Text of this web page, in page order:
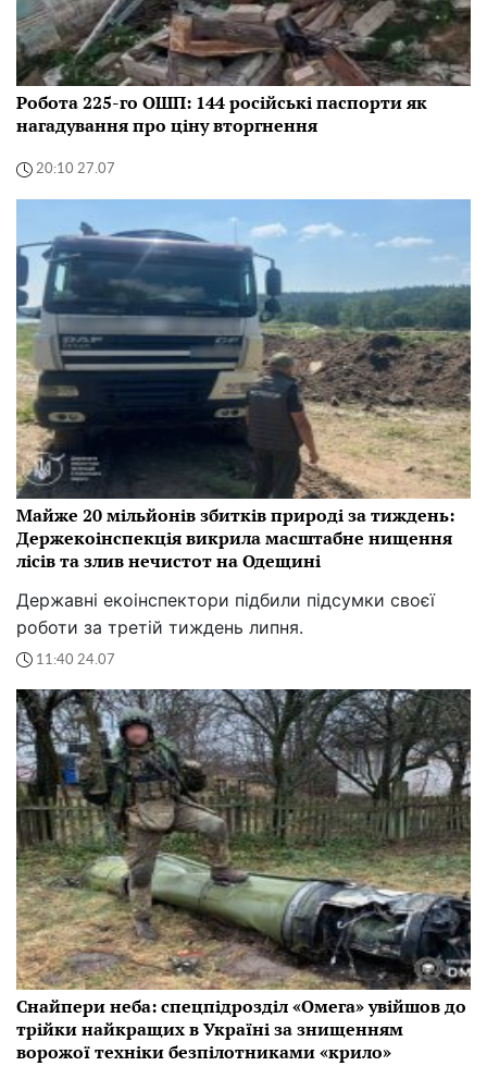
Робота 225-го ОШП: 144 російські паспорти як
нагадування про ціну вторгнення
20:10 27.07
Майже 20 мільйонів збитків природі за тиждень:
Держекоінспекція викрила масштабне нищення
лісів та злив нечистот на Одещині
Державні екоінспектори підбили підсумки своєї
роботи за третій тиждень липня.
11:40 24.07
Снайпери неба: спецпідрозділ «Омега» увійшов до
трійки найкращих в Україні за знищенням
ворожої техніки безпілотниками «крило»